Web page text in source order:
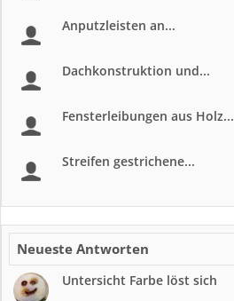
Anputzleisten an...
Dachkonstruktion und...
Fensterleibungen aus Holz...
Streifen gestrichene...
Neueste Antworten
Untersicht Farbe löst sich